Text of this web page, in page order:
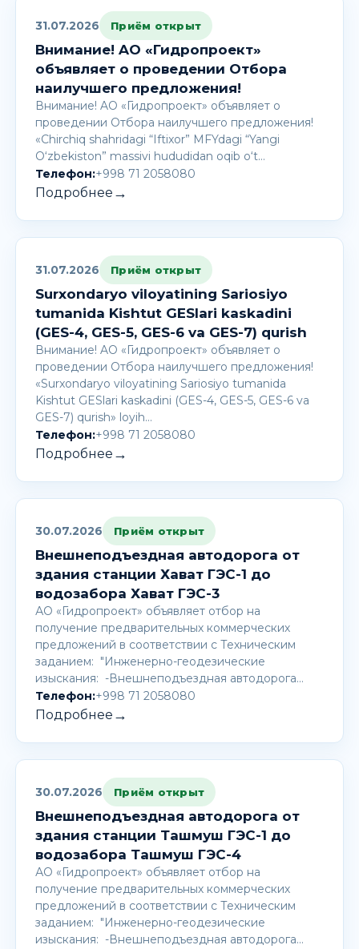
31.07.2026 Приём открыт
Внимание! AО «Гидропроект»
объявляет о проведении Отбора
наилучшего предложения!
Внимание! AО «Гидропроект» объявляет о
проведении Отбора наилучшего предложения!
«Chirchiq shahridagi “Iftixor” MFYdagi “Yangi
O‘zbekiston” massivi hududidan oqib o‘t…
Телефон:+998 71 2058080
Подробнее →
31.07.2026 Приём открыт
Surxondaryo viloyatining Sariosiyo
tumanida Kishtut GESlari kaskadini
(GES-4, GES-5, GES-6 va GES-7) qurish
Внимание! AО «Гидропроект» объявляет о
проведении Отбора наилучшего предложения!
«Surxondaryo viloyatining Sariosiyo tumanida
Kishtut GESlari kaskadini (GES-4, GES-5, GES-6 va
GES-7) qurish» loyih…
Телефон:+998 71 2058080
Подробнее →
30.07.2026 Приём открыт
Внешнеподъездная автодорога от
здания станции Хават ГЭС-1 до
водозабора Хават ГЭС-3
АО «Гидропроект» объявляет отбор на
получение предварительных коммерческих
предложений в соответствии с Техническим
заданием: "Инженерно-геодезические
изыскания: -Внешнеподъездная автодорога…
Телефон:+998 71 2058080
Подробнее →
30.07.2026 Приём открыт
Внешнеподъездная автодорога от
здания станции Ташмуш ГЭС-1 до
водозабора Ташмуш ГЭС-4
АО «Гидропроект» объявляет отбор на
получение предварительных коммерческих
предложений в соответствии с Техническим
заданием: "Инженерно-геодезические
изыскания: -Внешнеподъездная автодорога…